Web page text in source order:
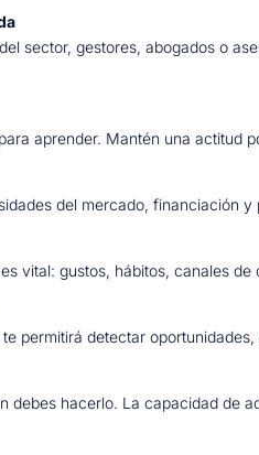
sector, gestores, abogados o
aprender. Mantén una actitud
del mercado, financiación
vital: gustos, hábitos, canales
permitirá detectar
debes hacerlo. La capacidad de